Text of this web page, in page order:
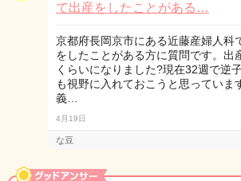
て出産をしたことがある…
京都府長岡京市にある近藤産婦人科
をしたことがある方に質問です。出
くらいになりました?現在32週で逆
も視野に入れておこうと思っていま
義…
4月19日
な豆